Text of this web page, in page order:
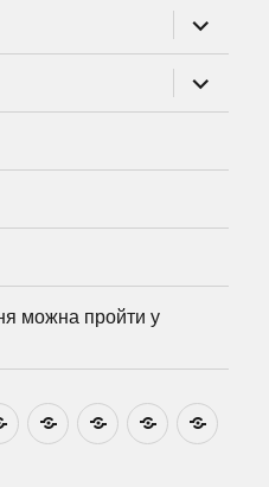
підменю
підменю
можна пройти у
Про
центр
План
графік
Розумовські
зустрічі
Реєстрація